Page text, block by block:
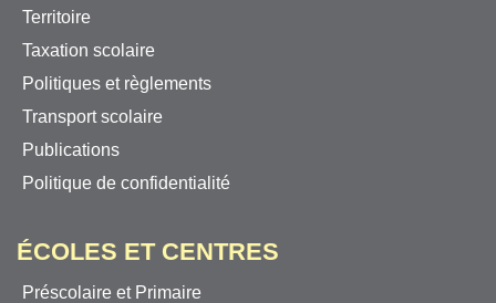
Territoire
Taxation scolaire
Politiques et règlements
Transport scolaire
Publications
Politique de confidentialité
ÉCOLES ET CENTRES
Préscolaire et Primaire